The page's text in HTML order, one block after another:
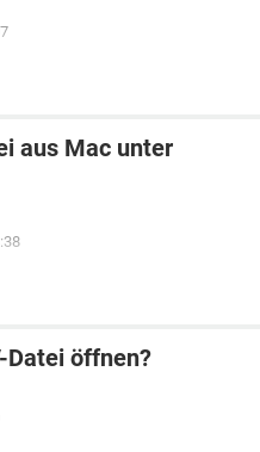
aus Mac unter
Datei öffnen?